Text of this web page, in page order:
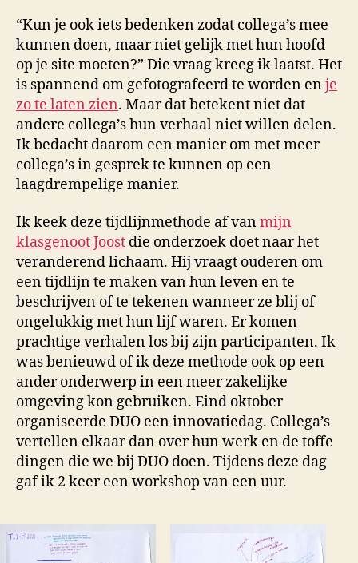
“Kun je ook iets bedenken zodat collega’s mee
kunnen doen, maar niet gelijk met hun hoofd
op je site moeten?” Die vraag kreeg ik laatst. Het
is spannend om gefotografeerd te worden enje
zo te laten zien. Maar dat betekent niet dat
andere collega’s hun verhaal niet willen delen.
Ik bedacht daarom een manier om met meer
collega’s in gesprek te kunnen op een
laagdrempelige manier.
Ik keek deze tijdlijnmethode af vanmijn
klasgenoot Joost die onderzoek doet naar het
veranderend lichaam. Hij vraagt ouderen om
een tijdlijn te maken van hun leven en te
beschrijven of te tekenen wanneer ze blij of
ongelukkig met hun lijf waren. Er komen
prachtige verhalen los bij zijn participanten. Ik
was benieuwd of ik deze methode ook op een
ander onderwerp in een meer zakelijke
omgeving kon gebruiken. Eind oktober
organiseerde DUO een innovatiedag. Collega’s
vertellen elkaar dan over hun werk en de toffe
dingen die we bij DUO doen. Tijdens deze dag
gaf ik 2 keer een workshop van een uur.